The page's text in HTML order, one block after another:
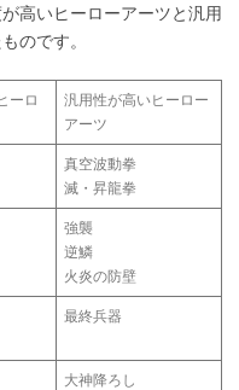
高いヒーローアーツと汎用
のです。
ーロ
汎用性が高いヒーロー
アーツ
真空波動拳
滅・昇龍拳
強襲
逆鱗
火炎の防壁
最終兵器
大神降ろし